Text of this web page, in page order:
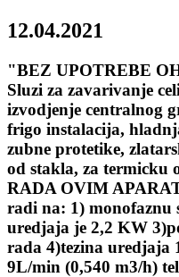
12.04.2021
"BEZ UPOTREBE
Sluzi za zavarivanje
izvodjenje centralnog
frigo instalacija,
zubne protetike,
od stakla, za termicku
RADA OVIM
radi na: 1) monofaznu
uredjaja je 2,2 KW
rada 4)tezina uredjaja
9L/min (0,540 m3/h)